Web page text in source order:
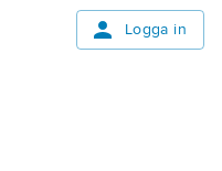
Logga in